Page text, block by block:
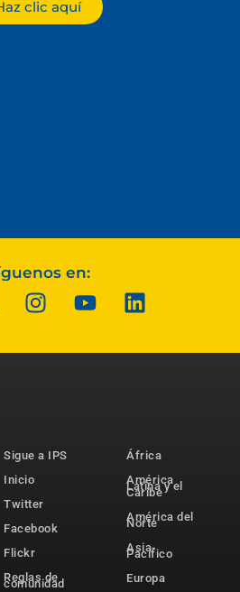
clic aquí
en:
Sigue a IPS
Inicio
Twitter
Facebook
Flickr
Reglas de
comunidad
África
América
Latina y el
Caribe
América del
Norte
Asia-
Pacífico
Europa